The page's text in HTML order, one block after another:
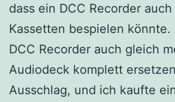
dass ein DCC Recorder
Kassetten bespielen
DCC Recorder auch gleich
Audiodeck komplett
Ausschlag, und ich kaufte